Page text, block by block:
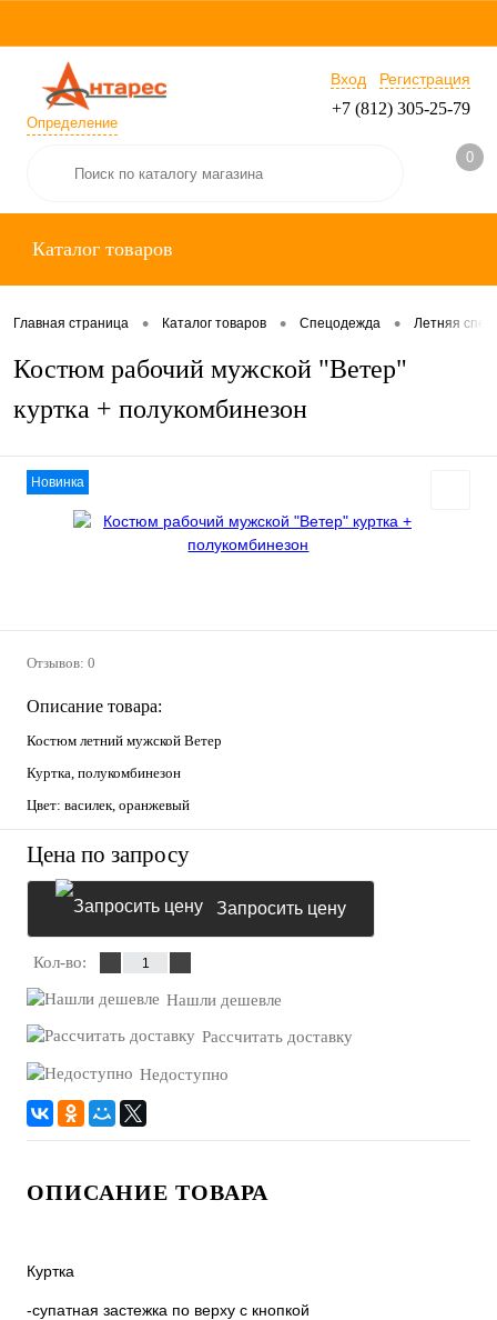
Определение
Вход Регистрация
+7 (812) 305-25-79
0
Каталог товаров
Главная страница • Каталог товаров • Спецодежда • Летняя
Костюм рабочий мужской "Ветер"
куртка + полукомбинезон
Новинка
Отзывов: 0
Описание товара:
Костюм летний мужской Ветер
Куртка, полукомбинезон
Цвет: василек, оранжевый
Цена по запросу
Запросить цену
Кол-во:
Нашли дешевле
Рассчитать доставку
Недоступно
ОПИСАНИЕ ТОВАРА
Куртка
-супатная застежка по верху с кнопкой